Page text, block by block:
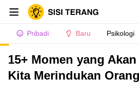
Pribadi Baru Psikologi
15+ Momen yang
Kita Merindukan